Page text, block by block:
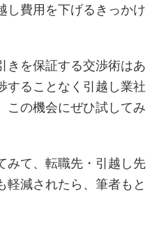
し費用を下げるきっかけ
きを保証する交渉術はあ
することなく引越し業社
この機会にぜひ試してみ
みて、転職先・引越し先
軽減されたら、筆者もと